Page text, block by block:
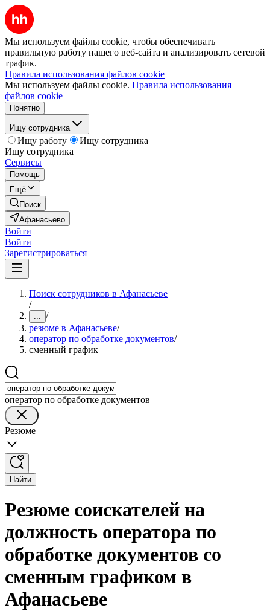
Мы используем файлы cookie, чтобы обеспечивать
правильную работу нашего веб-сайта и анализировать сетевой
трафик.
Правила использования файлов cookie
Мы используем файлы cookie. Правила использования
файлов cookie
Понятно
Ищу сотрудника
Ищу работу
Ищу сотрудника
Ищу сотрудника
Сервисы
Помощь
Ещё
Поиск
Афанасьево
Войти
Войти
Зарегистрироваться
Поиск сотрудников в Афанасьеве
/
... /
резюме в Афанасьеве/
оператор по обработке документов/
сменный график
оператор по обработке документов
Резюме
Найти
Резюме соискателей на
должность оператора по
обработке документов со
сменным графиком в
Афанасьеве